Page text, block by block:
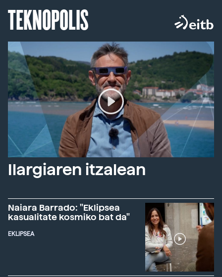
TEKNOPOLIS
Ilargiaren itzalean
Naiara Barrado: "Eklipsea
kasualitate kosmiko bat da"
EKLIPSEA